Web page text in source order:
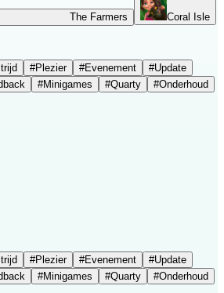
The Farmers
Coral Isle
#Plezier #Evenement #Update
#Minigames #Quarty #Onderhoud
#Plezier #Evenement #Update
#Minigames #Quarty #Onderhoud